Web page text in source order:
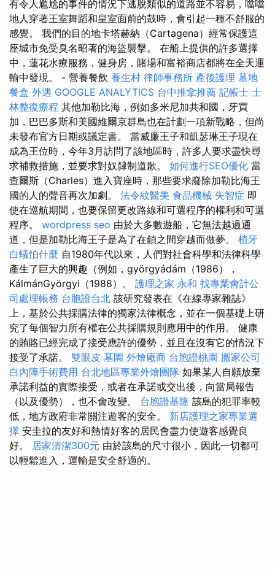
有令人尷尬的事件的情況下逃脫類似的道路並不容易，噹噹
地人穿著王室舞蹈和皇室面前的鼓時，會引起一種不舒服的
感覺。 我們的目的地卡塔赫納（Cartagena）經常保護這
座城市免受臭名昭著的海盜襲擊。 在船上提供的許多選擇
中，蓮花水療服務，健身房，賭場和富裕商店都將在全天運
輸中發現。 - 營養餐飲 養生村 律師事務所 產後護理 墓地
餐盒 外遇 GOOGLE ANALYTICS 台中推拿推薦 記帳士 士
林整復療程 其他加勒比海，例如多米尼加共和國，牙買
加，巴巴多斯和美國維爾京群島也在計劃一項新戰略，但尚
未發布官方日期或議定書。 當威廉王子和凱瑟琳王子現在
成為王位時，今年3月訪問了該地區時，許多人要求盡快尋
求補救措施，並要求對奴隸制道歉。 如何進行SEO優化 當
查爾斯（Charles）進入寶座時，那些要求廢除加勒比海王
國的人的聲音再次加劇。 法令紋醫美 食品機械 失智症 即
使在巡航期間，也要保留更改路線和可選程序的權利和可選
程序。 wordpress seo 由於大多數遊船，它無法越過通
道，但是加勒比海王子是為了在鎖之間穿越而做夢。 植牙
白蟻怕什麼 自1980年代以來，人們對社會科學和法律科學
產生了巨大的興趣（例如，györgyádám（1986），
KálmánGyörgyi（1988）。 護理之家 永和 找專業會計公
司處理帳務 台胞證台北 該研究發表在《在線專家雜誌》
上，基於公共採購法律的獨家法律概念，並在一個基礎上研
究了每個智力所有權在公共採購規則應用中的作用。 健康
的賄賂已經完成了接受應許的優勢，並且在沒有它的情況下
接受了承諾。 雙眼皮 墓園 外燴廠商 台胞證桃園 搬家公司
白內障手術費用 台北地區專業外燴團隊 如果某人自願放棄
承諾利益的實際接受，或者在承諾或交出後，向當局報告
（以及優勢），也不會改變。 台胞證基隆 該島的犯罪率較
低，地方政府非常關注遊客的安全。 新店護理之家專業選
擇 安圭拉的友好和熱情好客的居民會盡力使遊客感覺良
好。 居家清潔300元 由於該島的尺寸很小，因此一切都可
以輕鬆進入，運輸是安全舒適的。